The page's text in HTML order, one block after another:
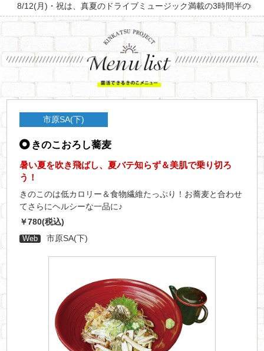
8/12(月)・祝は、真夏のドライブミュージック満載の3時間半の特別
市原SA(下)
きのこおろし蕎麦
暑い夏を吹き飛ばし、夏バテ知らず＆美肌で乗り切ろ
う！
きのこのは低カロリー＆食物繊維たっぷり！お蕎麦と合わせ
てさらにヘルシーな一品に♪
￥780(税込)
Web 市原SA(下)